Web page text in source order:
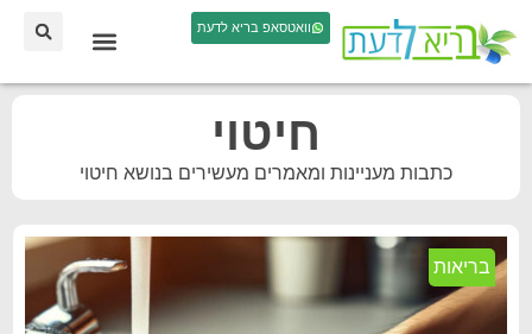
וואטסאפ בריא לדעת
חיטוי
כתבות מעניינות ומאמרים מעשירים בנושא חיטוי
בריאות